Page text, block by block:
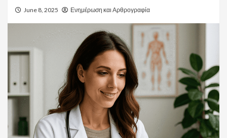
June 8, 2025 Ενημέρωση και Αρθρογραφία